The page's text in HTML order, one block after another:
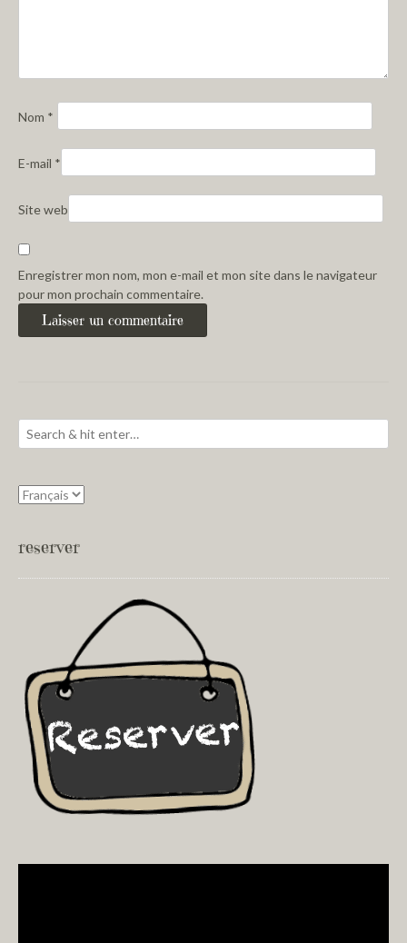
Nom *
E-mail *
Site web
Enregistrer mon nom, mon e-mail et mon site dans le navigateur
pour mon prochain commentaire.
reserver